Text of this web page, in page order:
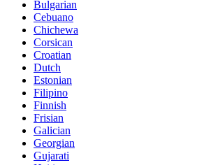
Bulgarian
Cebuano
Chichewa
Corsican
Croatian
Dutch
Estonian
Filipino
Finnish
Frisian
Galician
Georgian
Gujarati